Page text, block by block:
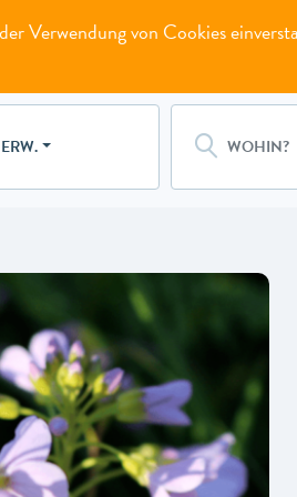
Verwendung von Cookies